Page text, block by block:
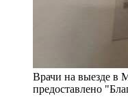
Врачи на выезде в
предоставлено